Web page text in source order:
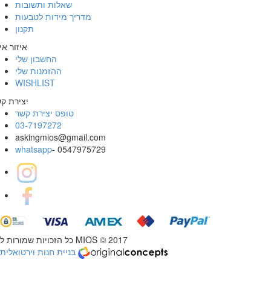
שאלות ותשובות
מדריך מידות לטבעות
תקנון
איזור
החשבון שלי
ההזמנות שלי
WISHLIST
יצירת
טופס יצירת קשר
03-7197272
askingmios@gmail.com
whatsapp- 0547975729
כל הזכויות שמורות ל MIOS © 2017
בניית חנות וירטואלית